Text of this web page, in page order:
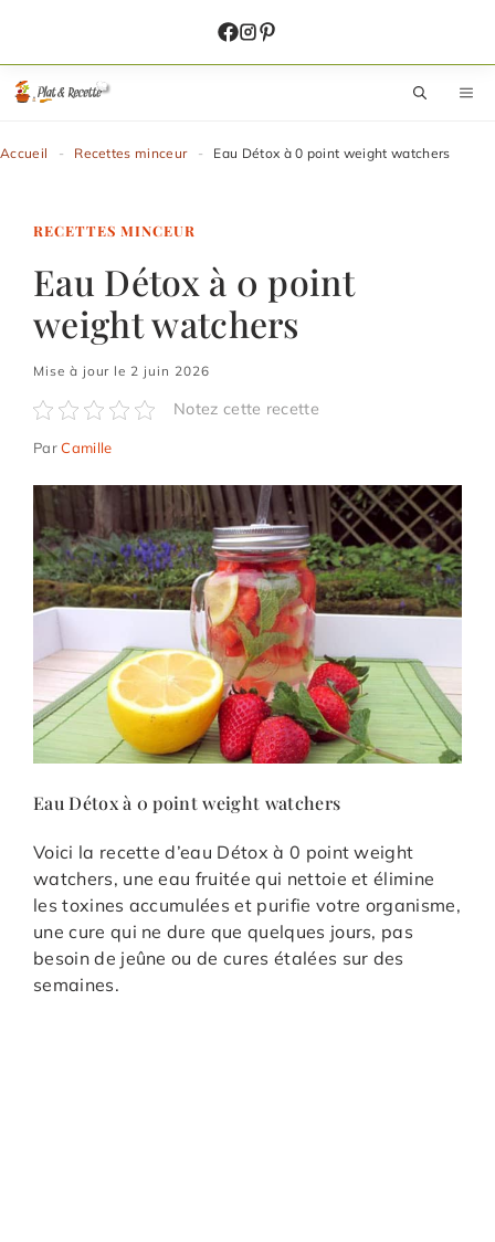
contenu
Accueil - Recettes minceur - Eau Détox à 0 point weight watchers
RECETTES MINCEUR
Eau Détox à 0 point
weight watchers
Mise à jour le 2 juin 2026
Notez cette recette
ParCamille
Eau Détox à 0 point weight watchers
Voici la recette d’eau Détox à 0 point weight
watchers, une eau fruitée qui nettoie et élimine
les toxines accumulées et purifie votre organisme,
une cure qui ne dure que quelques jours, pas
besoin de jeûne ou de cures étalées sur des
semaines.